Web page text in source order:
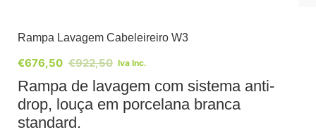
Rampa Lavagem Cabeleireiro W3
€922,50
€676,50 Iva Inc.
Rampa de lavagem com sistema anti-
drop, louça em porcelana branca
standard.